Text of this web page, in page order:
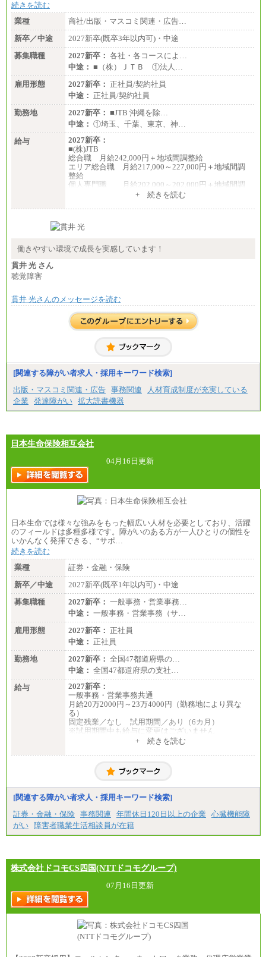
続きを読む
業種
商社/出版・マスコミ関連・広告…
新卒／中途
2027新卒(既卒3年以内可)・中途
募集職種
2027新卒： 各社・各コースによ…
中途： ■（株）ＪＴＢ ①法人…
雇用形態
2027新卒： 正社員/契約社員
中途： 正社員/契約社員
勤務地
2027新卒： ■JTB 沖縄を除…
中途： ①埼玉、千葉、東京、神…
給与
2027新卒：
■(株)JTB
総合職 月給242,000円＋地域間調整給
エリア総合職 月給217,000～227,000円＋地域間調
整給
個人専門職 月給202,000～202,000円＋地域間調
総合職 月給208,000～235,000円
※詳細はJTBキャリアサイトよりご確認ください。
総合職 月給220,000～230,000円＋地域間調整給
整給
※詳細はJTBキャリアサイトよりご確認ください。
■(株)JTBコミュニケーションデザイン
総合職 月給230,000円
みなし残業手当：20,000円（一律支給）※みなし
残業手当の残業時間は10.43時間。
間に応じて、時間外手当等を支給。
エリアサポート職 月給188,000円
■（株）JTBグローバルマーケティング＆トラベル
訪日事業職 月給202,000～227,000円＋地域間調整
給
※詳細はJTBキャリアサイトよりご確認ください。
■(株)JTBビジネストランスフォーム
総合職 月給205,000～225,000円＋地域間調整給
※詳細はJTBキャリアサイトよりご確認ください。
■(株)JTBデータサービス ※2027年新卒募集終了
※詳細はJTBキャリアサイトよりご確認ください。
■I&Jデジタルイノベーション(株)
総合職 月給224,500～242,600円＋地域手当
※詳細はJTBキャリアサイトよりご確認ください。
＜有期社員コース＞
■(株)JTBビジネストランスフォーム
有期契約職 月給185,000～195,000円
※詳細はJTBキャリアサイトよりご確認ください。
■(株)JTBパブリッシング ※2027年新卒募集終了
総合職 月給241,000円
中途：
①月給227,000円以上
②月給212,000円以上
③月給172,500円以上
④月給23万円～37万円
⑤月給20万円～25万円
⑥月給33万円～48万円
⑦月給271,000円以上
⑧～⑮月給200,000円〜月給400,000円
⑯月給185,000円以上
⑱月給212,000円以上
以上
⑳月給205,000円以上
㉑月給185,000 円以上
㉒月給185,000 円以上
㉓月給224,500円以上
※全コース共通※ 能力・経験・勤務地などにより
+ 続きを読む
働きやすい環境で成長を実感しています！
貫井 光 さん
聴覚障害
貫井 光さんのメッセージを読む
[関連する障がい者求人・採用キーワード検索]
出版・マスコミ関連・広告 事務関連
人材育成制度が充実している
企業
発達障がい 拡大読書機器
日本生命保険相互会社
04月16日更新
日本生命では様々な強みをもった幅広い人材を必要としており、活躍
のフィールドは多種多様です。障がいのある方が一人ひとりの個性を
いかんなく発揮できる、“サポ…
続きを読む
業種
証券・金融・保険
新卒／中途
2027新卒(既卒1年以内可)・中途
募集職種
2027新卒： 一般事務・営業事務…
中途： 一般事務・営業事務（サ…
雇用形態
2027新卒： 正社員
中途： 正社員
勤務地
2027新卒： 全国47都道府県の…
中途： 全国47都道府県の支社…
給与
2027新卒：
一般事務・営業事務共通
月給20万2000円～23万4000円（勤務地により異な
る）
固定残業／なし 試用期間／あり（6カ月）
※試用期間中も給与に変更はございません
月給20万2000円～23万4000円（勤務地により異な
固定残業／なし 試用期間／あり（6か月）
+ 続きを読む
[関連する障がい者求人・採用キーワード検索]
証券・金融・保険 事務関連 年間休日120日以上の企業
心臓機能障
がい 障害者職業生活相談員が在籍
株式会社ドコモCS四国(NTTドコモグループ)
07月16日更新